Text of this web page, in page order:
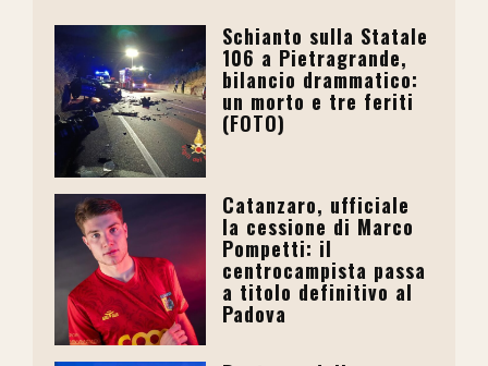
Schianto sulla Statale
106 a Pietragrande,
bilancio drammatico:
un morto e tre feriti
(FOTO)
Catanzaro, ufficiale
la cessione di Marco
Pompetti: il
centrocampista passa
a titolo definitivo al
Padova